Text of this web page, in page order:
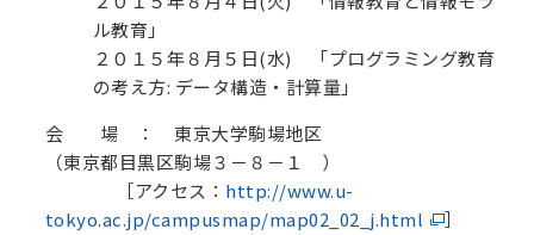
ル教育」
２０１５年８月５日(水) 「プログラミング教育
の考え方: データ構造・計算量」
会 場 ： 東京大学駒場地区
（東京都目黒区駒場３－８－１ ）
［アクセス： http://www.u-
tokyo.ac.jp/campusmap/map02_02_j.html
］